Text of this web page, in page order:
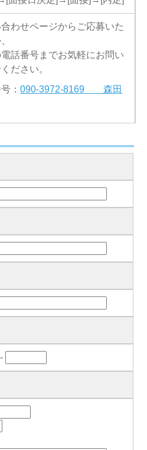
わせページからご応募いた
話番号までお気軽にお問い
ださい。
： 090-3972-8169 森田
-